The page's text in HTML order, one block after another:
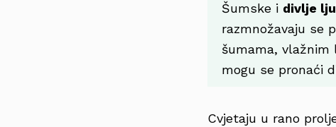
Šumske i divlje
razmnožavaju se
šumama, vlažnim
mogu se pronaći
Cvjetaju u rano